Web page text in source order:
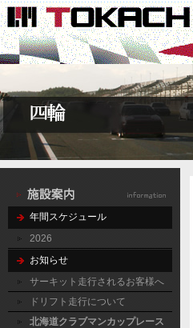
年間スケジュール
2026
お知らせ
サーキット走行されるお客様へ
ドリフト走行について
北海道クラブマンカップレース